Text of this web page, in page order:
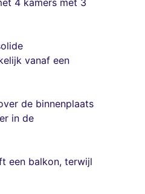
4 kamers met 3
vanaf een
de binnenplaats
in de
een balkon, terwijl